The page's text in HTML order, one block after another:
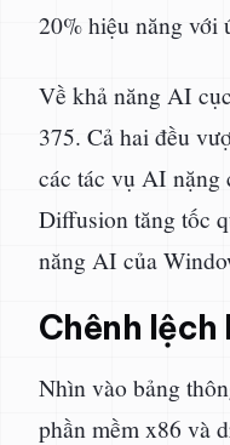
20% hiệu năng với
Về khả năng AI
375. Cả hai đều
các tác vụ AI nặng
Diffusion tăng tốc
năng AI của
Chênh
Nhìn vào bảng
phần mềm x86 và